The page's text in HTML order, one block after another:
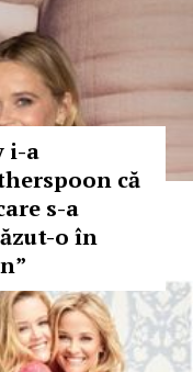
i-a
că
s-a
o în